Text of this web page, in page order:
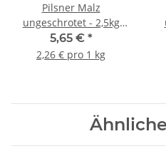
Pilsner Malz
ungeschrotet - 2,5kg
Beutel
5,65 € *
2,26 € pro 1 kg